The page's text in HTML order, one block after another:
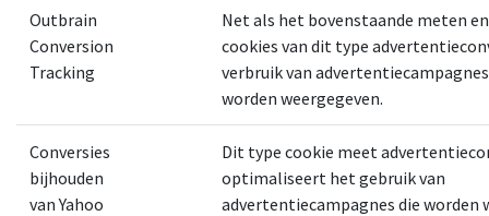
Outbrain
Conversion
Tracking
Net als het bovenstaande meten
cookies van dit type
verbruik van
worden weergegeven.
Conversies
bijhouden
van Yahoo
Dit type cookie meet
optimaliseert het gebruik van
advertentiecampagnes die worden